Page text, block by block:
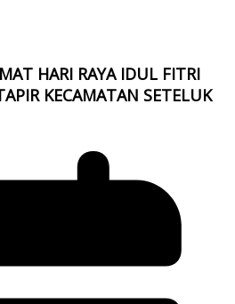
HARI RAYA IDUL FITRI
KECAMATAN SETELUK